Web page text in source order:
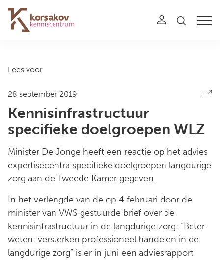
Navigation
Lees voor
28 september 2019
Kennisinfrastructuur
specifieke doelgroepen WLZ
Minister De Jonge heeft een reactie op het advies
expertisecentra specifieke doelgroepen langdurige
zorg aan de Tweede Kamer gegeven.
In het verlengde van de op 4 februari door de
minister van VWS gestuurde brief over de
kennisinfrastructuur in de langdurige zorg: “Beter
weten: versterken professioneel handelen in de
langdurige zorg” is er in juni een adviesrapport